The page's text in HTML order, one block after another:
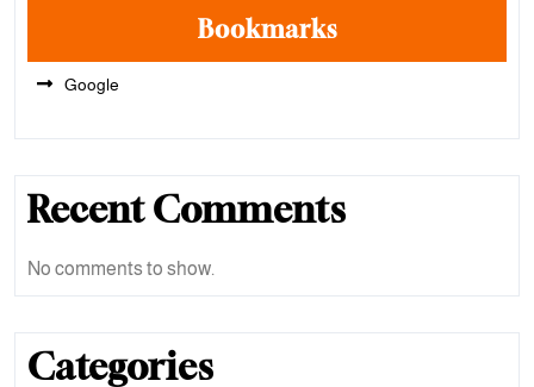
Bookmarks
Google
Recent Comments
No comments to show.
Categories